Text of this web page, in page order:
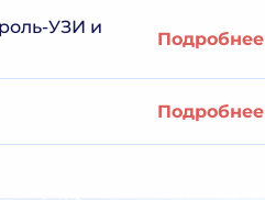
УЗИ и
Подробнее
Подробнее